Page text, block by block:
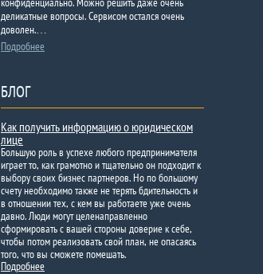
деликатные вопросы. Сервисом остался очень
доволен.…
Подробнее
БЛОГ
Как получить информацию о юридическом
лице
Большую роль в успехе любого предпринимателя
играет то, как грамотно и тщательно он подходит к
выбору своих бизнес партнеров. Но по большому
счету необходимо также не терять бдительность и
в отношении тех, с кем вы работаете уже очень
давно. Люди могут целенаправленно
сформировать с вашей стороны доверие к себе,
чтобы потом реализовать свой план, не опасаясь
того, что вы сможете помешать.
Подробнее